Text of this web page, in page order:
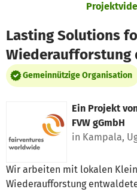
Lasting Solutions
Wiederaufforstung
Gemeinnützige Organisation
Ein Projekt
FVW gGmbH
in Kampala,
Wir arbeiten mit lokalen
Wiederaufforstung